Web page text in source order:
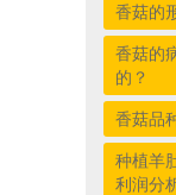
香菇的
香菇的
的？
香菇品
种植羊
利润分